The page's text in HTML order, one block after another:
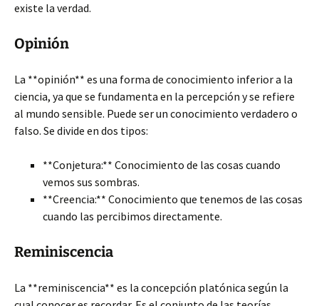
existe la verdad.
Opinión
La **opinión** es una forma de conocimiento inferior a la
ciencia, ya que se fundamenta en la percepción y se refiere
al mundo sensible. Puede ser un conocimiento verdadero o
falso. Se divide en dos tipos:
**Conjetura:** Conocimiento de las cosas cuando
vemos sus sombras.
**Creencia:** Conocimiento que tenemos de las cosas
cuando las percibimos directamente.
Reminiscencia
La **reminiscencia** es la concepción platónica según la